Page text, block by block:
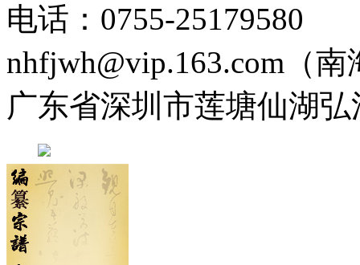
电话：0755-25179580
nhfjwh@vip.163.com（南
广东省深圳市莲塘仙湖弘